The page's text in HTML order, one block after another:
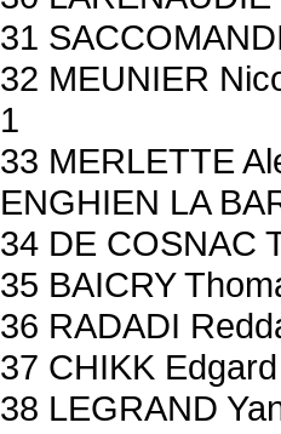
31
32 MEUNIER
1
33 MERLETTE
ENGHIEN LA
34 DE COSNAC
35 BAICRY
36 RADADI
37 CHIKK
38 LEGRAND